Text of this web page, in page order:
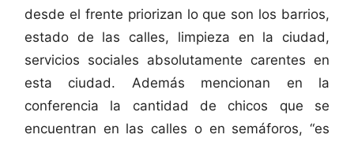
desde el frente priorizan lo que son los barrios,
estado de las calles, limpieza en la ciudad,
servicios sociales absolutamente carentes en
esta ciudad. Además mencionan en la
conferencia la cantidad de chicos que se
encuentran en las calles o en semáforos, “es